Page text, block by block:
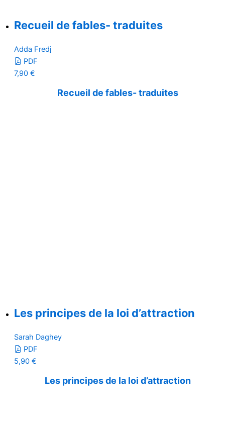
Recueil de fables- traduites
Adda Fredj
PDF
7,90 €
Recueil de fables- traduites
Les principes de la loi d’attraction
Sarah Daghey
PDF
5,90 €
Les principes de la loi d’attraction